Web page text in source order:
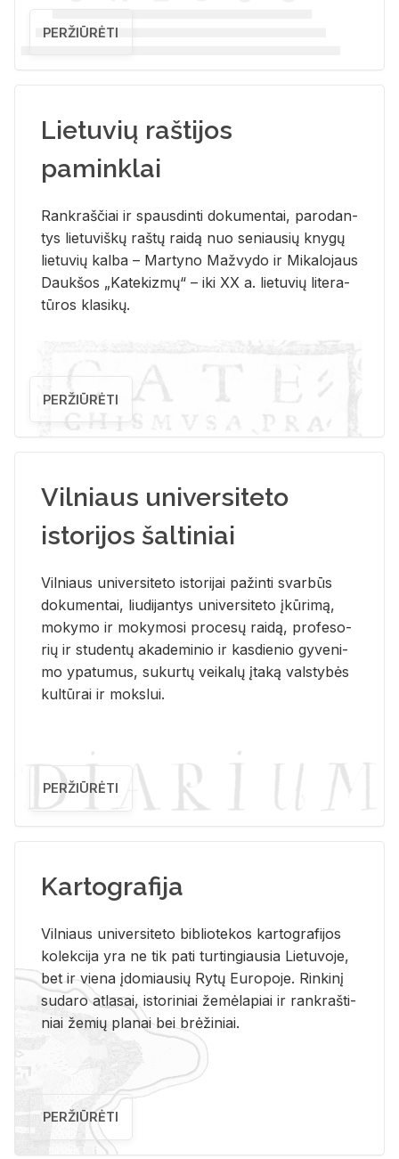
PERŽIŪRĖTI
Lietuvių raštijos
paminklai
Rank­raš­čiai ir spaus­din­ti do­ku­men­tai, pa­ro­dan­
tys lie­tu­viš­kų raš­tų rai­dą nuo se­niau­sių kny­gų
lie­tu­vių kal­ba – Mar­ty­no Ma­žvy­do ir Mi­ka­lo­jaus
Dauk­šos „Ka­te­kiz­mų“ – iki XX a. lie­tu­vių li­te­ra­
tū­ros kla­si­kų.
PERŽIŪRĖTI
Vilniaus universiteto
istorijos šaltiniai
Vil­niaus uni­ver­si­te­to is­to­ri­jai pa­žin­ti svar­būs
do­ku­men­tai, liu­di­jan­tys uni­ver­si­te­to įkū­ri­mą,
mo­ky­mo ir mo­ky­mo­si pro­ce­sų rai­dą, pro­fe­so­
rių ir stu­den­tų aka­de­mi­nio ir kas­die­nio gy­ve­ni­
mo ypa­tu­mus, su­kur­tų vei­ka­lų įta­ką vals­ty­bės
kul­tū­rai ir moks­lui.
PERŽIŪRĖTI
Kartografija
Vil­niaus uni­ver­si­te­to bi­b­lio­te­kos kar­to­gra­fi­jos
ko­lek­ci­ja yra ne tik pati tur­tin­giau­sia Lie­tu­vo­je,
bet ir vie­na įdo­miau­sių Rytų Eu­ro­po­je. Rin­ki­nį
su­da­ro at­la­sai, is­to­ri­niai že­mė­la­piai ir rank­raš­ti­
niai že­mių pla­nai bei brė­ži­niai.
PERŽIŪRĖTI